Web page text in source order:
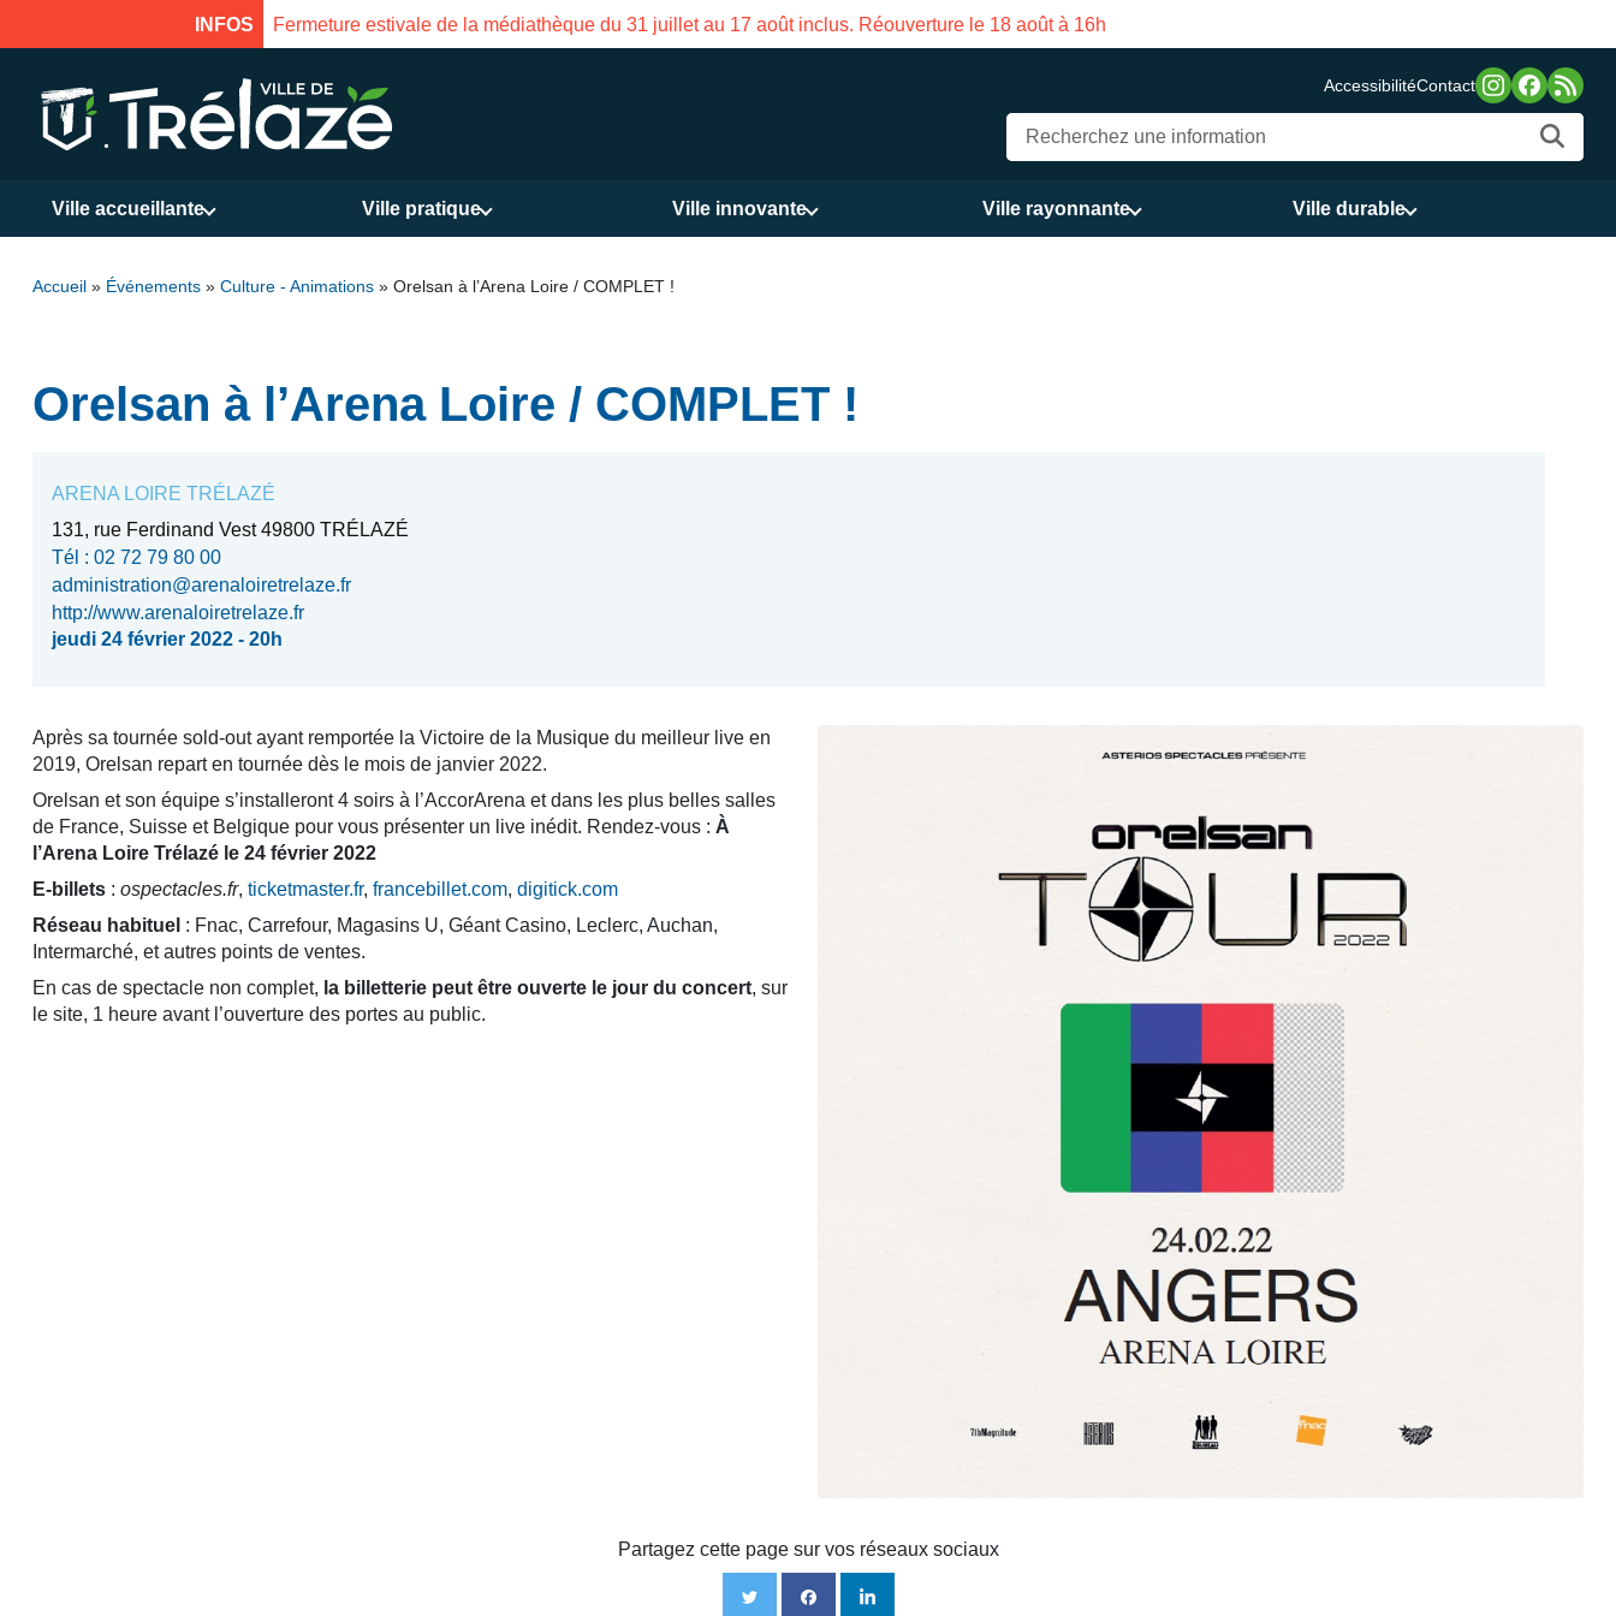
INFOS
31 juillet au 17 août inclus. Réouverture le 18 août à 16h Fermeture estivale de la Maison des Services publics Vasco de Gama du 3 au 21 août
AccessibilitéContact
Ville accueillante Ville pratique Ville innovante Ville rayonnante Ville durable
Accueil » Événements » Culture - Animations » Orelsan à l’Arena Loire / COMPLET !
Orelsan à l’Arena Loire / COMPLET !
ARENA LOIRE TRÉLAZÉ
131, rue Ferdinand Vest 49800 TRÉLAZÉ
Tél : 02 72 79 80 00
administration@arenaloiretrelaze.fr
http://www.arenaloiretrelaze.fr
jeudi 24 février 2022 - 20h
Après sa tournée sold-out ayant remportée la Victoire de la Musique du meilleur live en
2019, Orelsan repart en tournée dès le mois de janvier 2022.
Orelsan et son équipe s’installeront 4 soirs à l’AccorArena et dans les plus belles salles
de France, Suisse et Belgique pour vous présenter un live inédit. Rendez-vous : À
l’Arena Loire Trélazé le 24 février 2022
E-billets : ospectacles.fr, ticketmaster.fr, francebillet.com, digitick.com
Réseau habituel : Fnac, Carrefour, Magasins U, Géant Casino, Leclerc, Auchan,
Intermarché, et autres points de ventes.
En cas de spectacle non complet, la billetterie peut être ouverte le jour du concert, sur
le site, 1 heure avant l’ouverture des portes au public.
Partagez cette page sur vos réseaux sociaux